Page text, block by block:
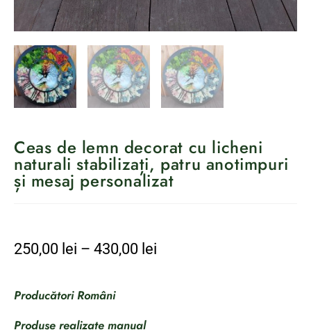
Ceas de lemn decorat cu licheni
naturali stabilizați, patru anotimpuri
și mesaj personalizat
250,00 lei – 430,00 lei
Producători Români
Produse realizate manual